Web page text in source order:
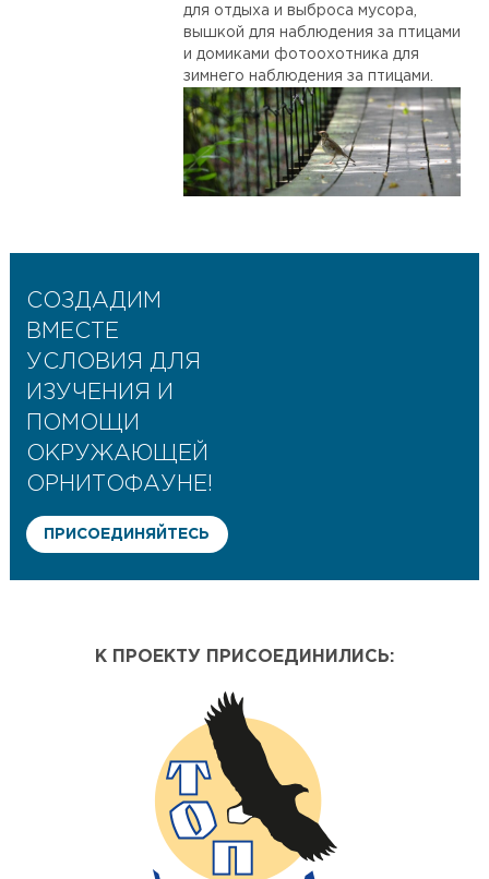
для отдыха и выброса мусора,
вышкой для наблюдения за птицами
и домиками фотоохотника для
зимнего наблюдения за птицами.
СОЗДАДИМ
ВМЕСТЕ
УСЛОВИЯ ДЛЯ
ИЗУЧЕНИЯ И
ПОМОЩИ
ОКРУЖАЮЩЕЙ
ОРНИТОФАУНЕ!
ПРИСОЕДИНЯЙТЕСЬ
К ПРОЕКТУ ПРИСОЕДИНИЛИСЬ: